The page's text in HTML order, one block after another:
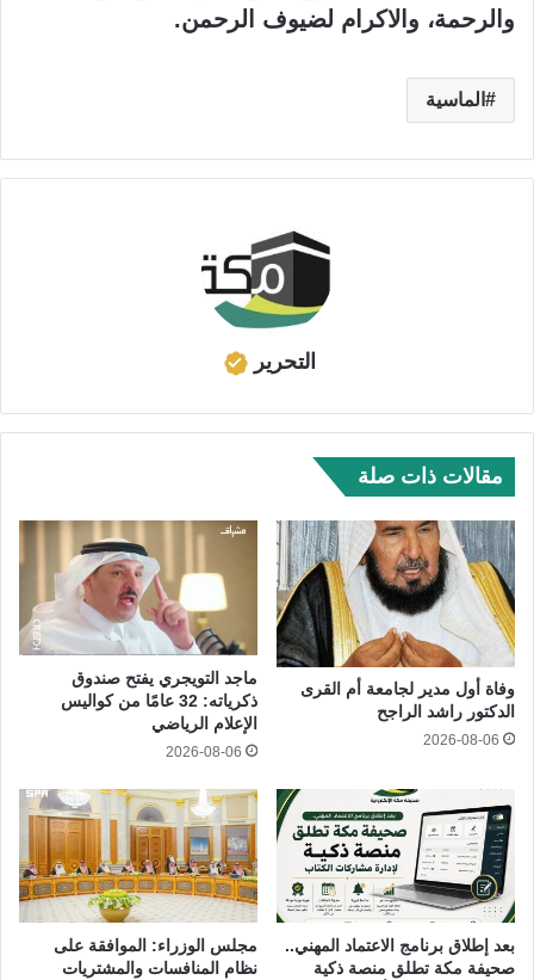
والرحمة، والاكرام لضيوف الرحمن.
الماسية
التحرير
مقالات ذات صلة
وفاة أول مدير لجامعة أم القرى
الدكتور راشد الراجح
2026-08-06
ماجد التويجري يفتح صندوق
ذكرياته: 32 عامًا من كواليس
الإعلام الرياضي
2026-08-06
بعد إطلاق برنامج الاعتماد المهني..
صحيفة مكة تطلق منصة ذكية
مجلس الوزراء‬⁩: الموافقة على
نظام المنافسات والمشتريات